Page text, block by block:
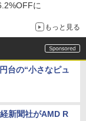
に
もっと見る
台の“小さなピュ
新聞社がAMD R